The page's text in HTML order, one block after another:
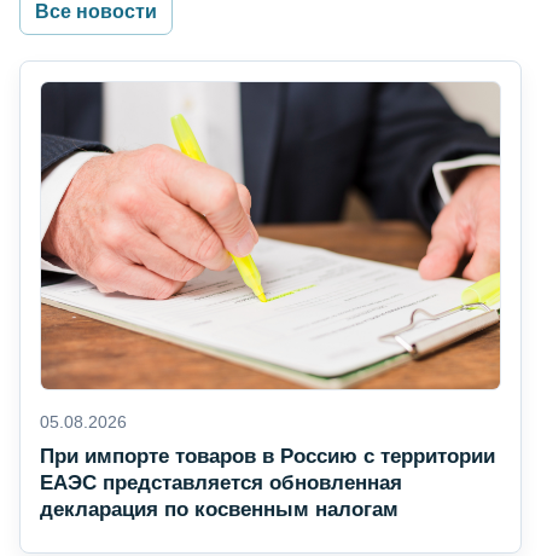
Все новости
05.08.2026
При импорте товаров в Россию с территории
ЕАЭС представляется обновленная
декларация по косвенным налогам